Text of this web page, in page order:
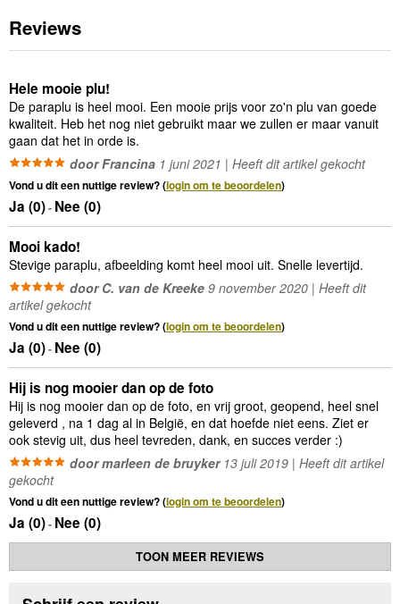
Reviews
Hele mooie plu!
De paraplu is heel mooi. Een mooie prijs voor zo'n plu van goede
kwaliteit. Heb het nog niet gebruikt maar we zullen er maar vanuit
gaan dat het in orde is.
door Francina 1 juni 2021 | Heeft dit artikel gekocht
Vond u dit een nuttige review? (login om te beoordelen)
Ja (0)- Nee (0)
Mooi kado!
Stevige paraplu, afbeelding komt heel mooi uit. Snelle levertijd.
door C. van de Kreeke 9 november 2020 | Heeft dit
artikel gekocht
Vond u dit een nuttige review? (login om te beoordelen)
Ja (0)- Nee (0)
Hij is nog mooier dan op de foto
Hij is nog mooier dan op de foto, en vrij groot, geopend, heel snel
geleverd , na 1 dag al in België, en dat hoefde niet eens. Ziet er
ook stevig uit, dus heel tevreden, dank, en succes verder :)
door marleen de bruyker13 juli 2019 | Heeft dit artikel
gekocht
Vond u dit een nuttige review? (login om te beoordelen)
Ja (0)- Nee (0)
TOON MEER REVIEWS